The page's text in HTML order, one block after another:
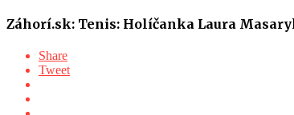
Záhorí.sk: Tenis: Holíčanka Laura
Share
Tweet